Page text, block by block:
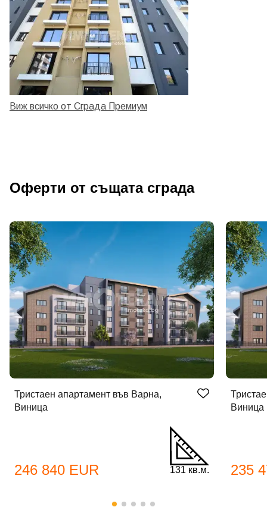
Виж всичко от Сграда Премиум
Оферти от същата сграда
Тристаен апартамент във Варна,
Виница
246 840 EUR 131 кв.м.
Виница
235